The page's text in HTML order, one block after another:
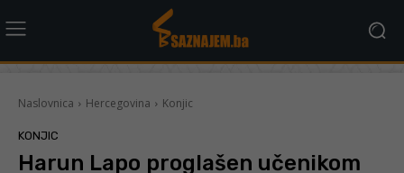
Naslovnica Hercegovina Konjic
KONJIC
Harun Lapo proglašen učenikom